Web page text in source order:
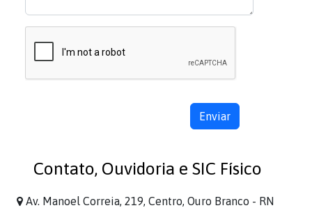
Contato, Ouvidoria e SIC Físico
Av. Manoel Correia, 219, Centro, Ouro Branco - RN